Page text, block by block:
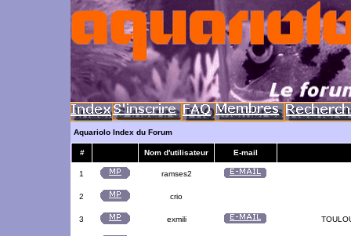
Aquariolo Index du Forum
# Nom d'utilisateur E-mail
1 ramses2
2 crio
3 exmili